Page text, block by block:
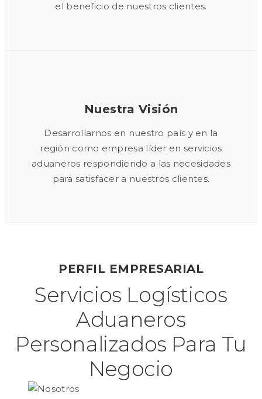
el beneficio de nuestros clientes.
Nuestra Visión
Desarrollarnos en nuestro país y en la
región como empresa líder en servicios
aduaneros respondiendo a las necesidades
para satisfacer a nuestros clientes.
PERFIL EMPRESARIAL
Servicios Logísticos
Aduaneros
Personalizados Para Tu
Negocio